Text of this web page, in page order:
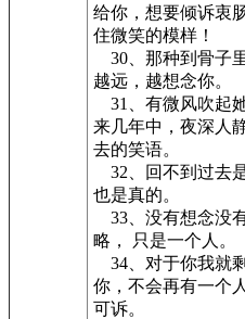
给你，想要倾诉衷
住微笑的模样！
30、那种到骨子
越远，越想念你。
31、有微风吹起
来几年中，夜深人
去的笑语。
32、回不到过去
也是真的。
33、没有想念没
略， 只是一个人。
34、对于你我就
你，不会再有一个
可诉。